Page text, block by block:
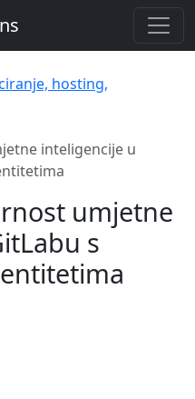
hosting,
inteligencije u
umjetne
s